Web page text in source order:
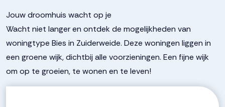
Jouw droomhuis wacht op je
Wacht niet langer en ontdek de mogelijkheden van
woningtype Bies in Zuiderweide. Deze woningen liggen in
een groene wijk, dichtbij alle voorzieningen. Een fijne wijk
om op te groeien, te wonen en te leven!